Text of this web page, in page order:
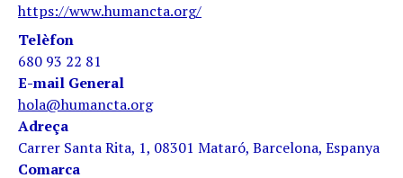
https://www.humancta.org/
Telèfon
680 93 22 81
E-mail General
hola@humancta.org
Adreça
Carrer Santa Rita, 1, 08301 Mataró, Barcelona, Espanya
Comarca